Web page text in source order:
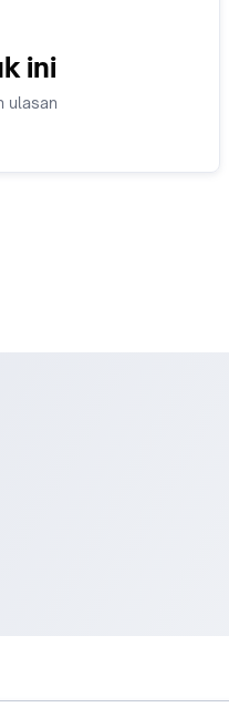
ini
ulasan